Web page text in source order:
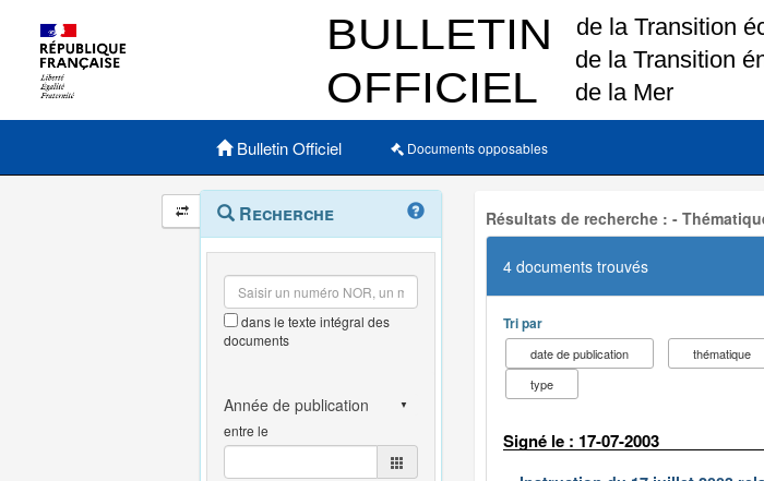
Menu principal
Bulletin Officiel Documents opposables
Navigation
et
outils
annexes
Menu
contextuel
Recherche
dans le texte intégral des
documents
entre le
Résultats de recherche : -
4 documents trouvés
Tri par
date de publication thématique
type
Signé le : 17-07-2003